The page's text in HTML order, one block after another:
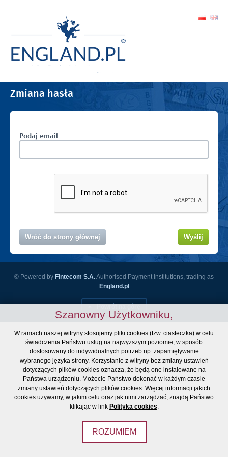
Zmiana hasła
Podaj email
Wróć do strony głównej Wyślij
© Powered by Fintecom S.A.Authorised Payment Institutions, trading as
England.pl
Powrót na górę
Szanowny Użytkowniku,
W ramach naszej witryny stosujemy pliki cookies (tzw. ciasteczka) w celu
świadczenia Państwu usług na najwyższym poziomie, w sposób
dostosowany do indywidualnych potrzeb np. zapamiętywanie
wybranego języka strony. Korzystanie z witryny bez zmiany ustawień
dotyczących plików cookies oznacza, że będą one instalowane na
Państwa urządzeniu. Możecie Państwo dokonać w każdym czasie
zmiany ustawień dotyczących plików cookies. Więcej informacji jakich
cookies używamy, w jakim celu oraz jak nimi zarządzać, znajdą Państwo
klikając w link Polityka cookies.
ROZUMIEM